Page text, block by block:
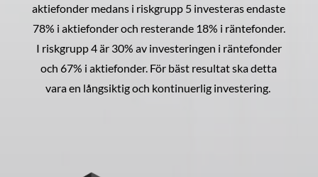
aktiefonder medans i riskgrupp 5 investeras endaste
78% i aktiefonder och resterande 18% i räntefonder.
I riskgrupp 4 är 30% av investeringen i räntefonder
och 67% i aktiefonder. För bäst resultat ska detta
vara en långsiktig och kontinuerlig investering.